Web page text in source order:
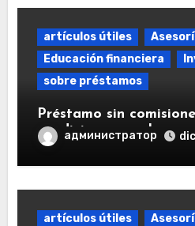
artículos útiles
Educación financiera
sobre préstamos
Préstamo sin
condiciones en el
администратор
artículos útiles